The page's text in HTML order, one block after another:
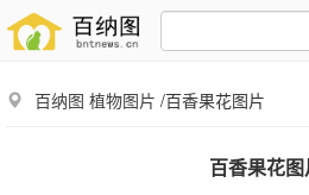
百纳图 植物图片 /百香果花图片
百香果花图